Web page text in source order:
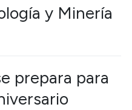
y Minería
prepara para